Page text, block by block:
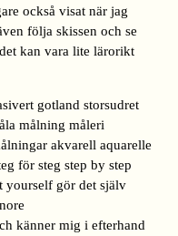
också visat när jag
följa skissen och se
kan vara lite lärorikt
känner mig i efterhand